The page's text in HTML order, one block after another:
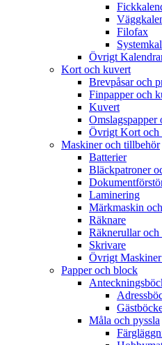
Filofax
Övrigt
Kort och kuvert
Brevpåsar och
Finpapper och
Kuvert
Omslagspapper
Övrigt Kort och
Maskiner och tillbehör
Batterier
Bläckpatroner
Laminering
Märkmaskin
Räknare
Räknerullar
Skrivare
Övrigt
Papper och block
Måla och pyssla